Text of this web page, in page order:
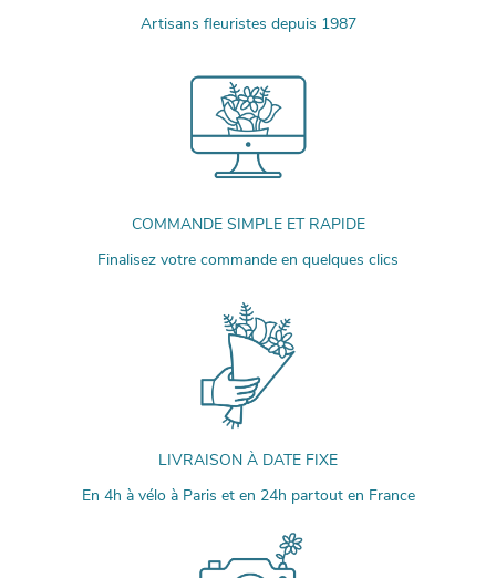
Artisans fleuristes depuis 1987
COMMANDE SIMPLE ET RAPIDE
Finalisez votre commande en quelques clics
LIVRAISON À DATE FIXE
En 4h à vélo à Paris et en 24h partout en France